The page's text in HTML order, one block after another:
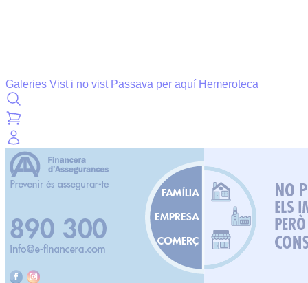
Galeries Vist i no vist Passava per aquí Hemeroteca